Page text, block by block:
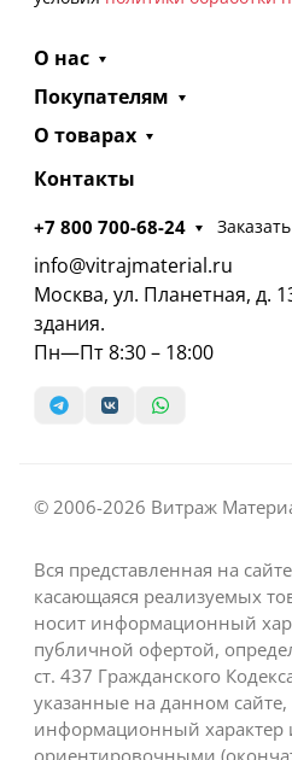
О нас
Покупателям
О товарах
Контакты
+7 800 700-68-24
info@vitrajmaterial.ru
Москва, ул. Планетная, д.
здания.
Пн—Пт 8:30 – 18:00
© 2006-2026 Витраж
Вся представленная на
касающаяся реализуемых
носит информационный
публичной офертой,
ст. 437 Гражданского
указанные на данном сайте,
информационный характер
ориентировочными